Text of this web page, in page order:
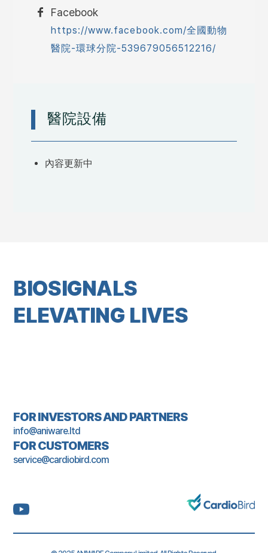
Facebook
https://www.facebook.com/全國動物
醫院-環球分院-539679056512216/
醫院設備
內容更新中
BIOSIGNALS
ELEVATING LIVES
FOR INVESTORS AND PARTNERS
info@aniware.ltd
FOR CUSTOMERS
service@cardiobird.com